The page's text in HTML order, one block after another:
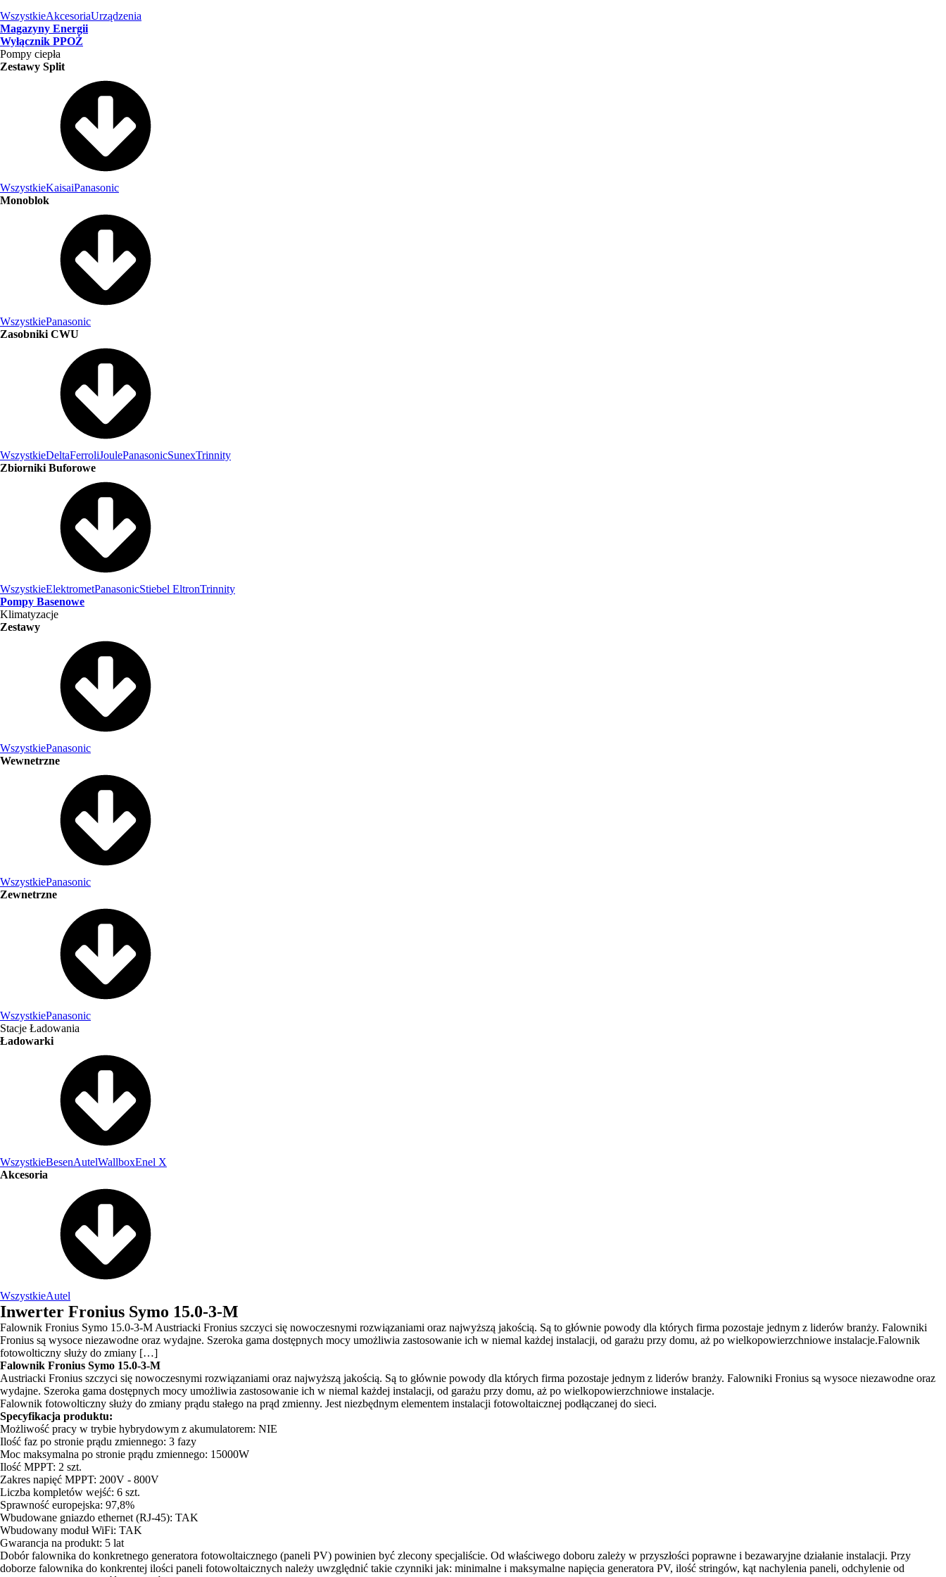
WszystkieAkcesoriaUrządzenia
Magazyny Energii
Wyłącznik PPOŻ
Pompy ciepła
Zestawy Split
WszystkieKaisaiPanasonic
Monoblok
WszystkiePanasonic
Zasobniki CWU
WszystkieDeltaFerroliJoulePanasonicSunexTrinnity
Zbiorniki Buforowe
WszystkieElektrometPanasonicStiebel EltronTrinnity
Pompy Basenowe
Klimatyzacje
Zestawy
WszystkiePanasonic
Wewnetrzne
WszystkiePanasonic
Zewnetrzne
WszystkiePanasonic
Stacje Ładowania
Ładowarki
WszystkieBesenAutelWallboxEnel X
Akcesoria
WszystkieAutel
Inwerter Fronius Symo 15.0-3-M
Falownik Fronius Symo 15.0-3-M Austriacki Fronius szczyci się nowoczesnymi rozwiązaniami oraz najwyższą jakością. Są to głównie powody dla których firma pozostaje jednym z liderów branży. Falowniki
Fronius są wysoce niezawodne oraz wydajne. Szeroka gama dostępnych mocy umożliwia zastosowanie ich w niemal każdej instalacji, od garażu przy domu, aż po wielkopowierzchniowe instalacje.Falownik
fotowolticzny służy do zmiany […]
Falownik Fronius Symo 15.0-3-M
Austriacki Fronius szczyci się nowoczesnymi rozwiązaniami oraz najwyższą jakością. Są to głównie powody dla których firma pozostaje jednym z liderów branży. Falowniki Fronius są wysoce niezawodne oraz
wydajne. Szeroka gama dostępnych mocy umożliwia zastosowanie ich w niemal każdej instalacji, od garażu przy domu, aż po wielkopowierzchniowe instalacje.
Falownik fotowolticzny służy do zmiany prądu stałego na prąd zmienny. Jest niezbędnym elementem instalacji fotowoltaicznej podłączanej do sieci.
Specyfikacja produktu:
Możliwość pracy w trybie hybrydowym z akumulatorem: NIE
Ilość faz po stronie prądu zmiennego: 3 fazy
Moc maksymalna po stronie prądu zmiennego: 15000W
Ilość MPPT: 2 szt.
Zakres napięć MPPT: 200V - 800V
Liczba kompletów wejść: 6 szt.
Sprawność europejska: 97,8%
Wbudowane gniazdo ethernet (RJ-45): TAK
Wbudowany moduł WiFi: TAK
Gwarancja na produkt: 5 lat
Dobór falownika do konkretnego generatora fotowoltaicznego (paneli PV) powinien być zlecony specjaliście. Od właściwego doboru zależy w przyszłości poprawne i bezawaryjne działanie instalacji. Przy
doborze falownika do konkrentej ilości paneli fotowoltaicznych należy uwzględnić takie czynniki jak: minimalne i maksymalne napięcia generatora PV, ilość stringów, kąt nachylenia paneli, odchylenie od